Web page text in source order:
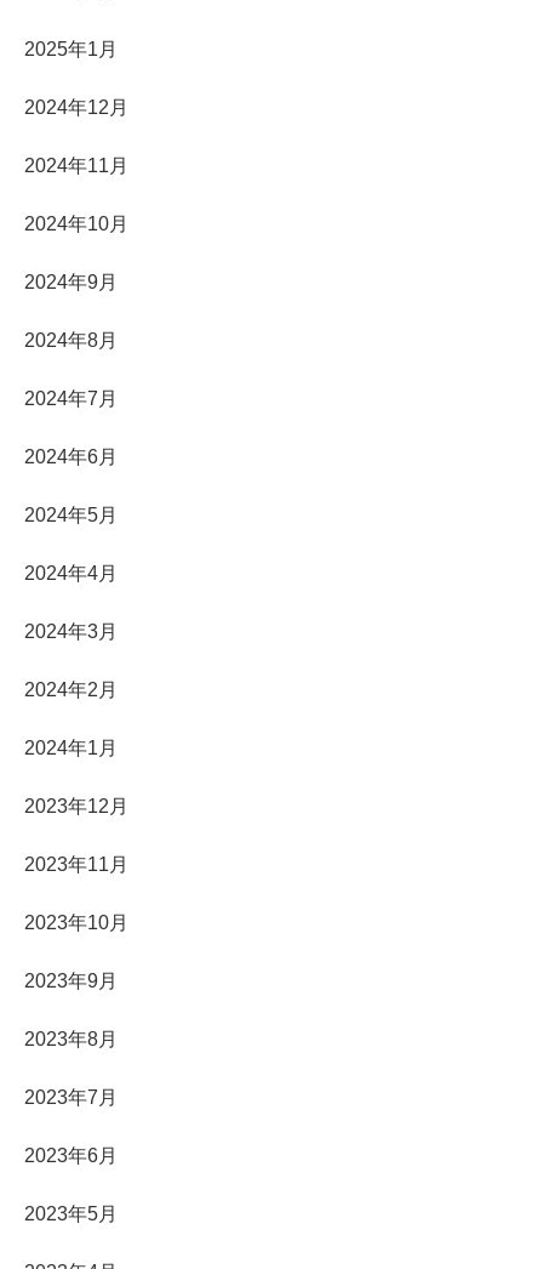
2025年1月
2024年12月
2024年11月
2024年10月
2024年9月
2024年8月
2024年7月
2024年6月
2024年5月
2024年4月
2024年3月
2024年2月
2024年1月
2023年12月
2023年11月
2023年10月
2023年9月
2023年8月
2023年7月
2023年6月
2023年5月